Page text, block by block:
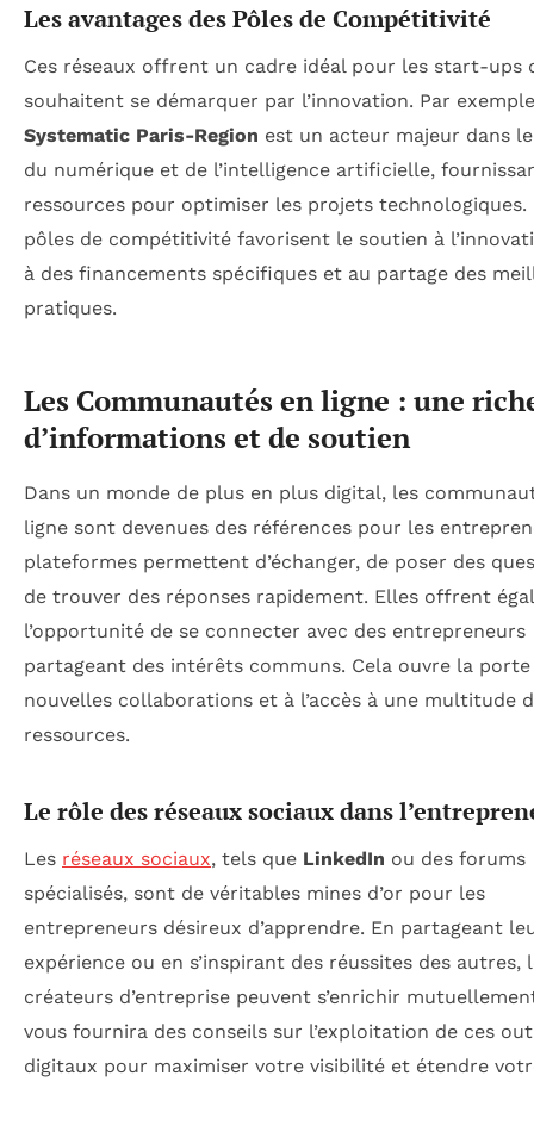
Les avantages des Pôles de Compétitivité
Ces réseaux offrent un cadre idéal pour les start-ups
souhaitent se démarquer par l’innovation. Par
Systematic Paris-Region est un acteur majeur dans
du numérique et de l’intelligence artificielle,
ressources pour optimiser les projets technologiques.
pôles de compétitivité favorisent le soutien à
à des financements spécifiques et au partage des
pratiques.
Les Communautés en ligne : une
d’informations et de soutien
Dans un monde de plus en plus digital, les
ligne sont devenues des références pour les
plateformes permettent d’échanger, de poser des
de trouver des réponses rapidement. Elles offrent
l’opportunité de se connecter avec des entrepreneurs
partageant des intérêts communs. Cela ouvre la porte
nouvelles collaborations et à l’accès à une multitude
ressources.
Le rôle des réseaux sociaux dans
Les réseaux sociaux, tels que LinkedIn ou des forums
spécialisés, sont de véritables mines d’or pour les
entrepreneurs désireux d’apprendre. En partageant
expérience ou en s’inspirant des réussites des autres,
créateurs d’entreprise peuvent s’enrichir
vous fournira des conseils sur l’exploitation de ces
digitaux pour maximiser votre visibilité et étendre